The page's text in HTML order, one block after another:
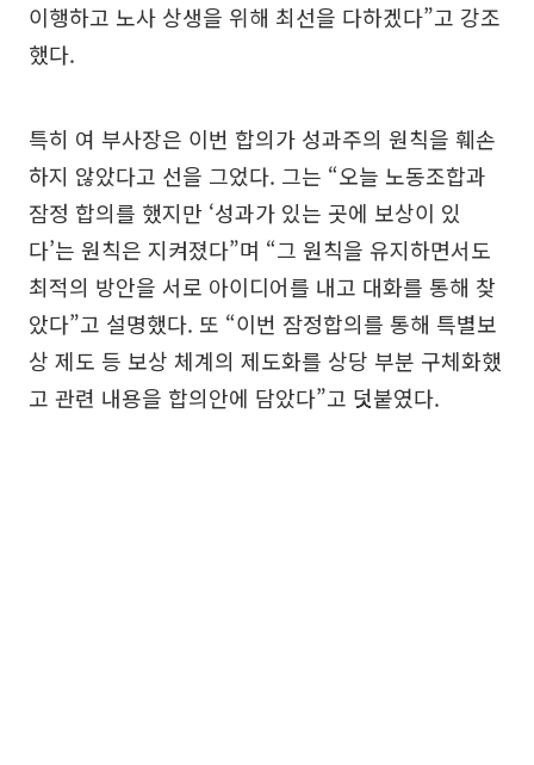
이행하고 노사 상생을 위해 최선을 다하겠다”고 강조
했다.
특히 여 부사장은 이번 합의가 성과주의 원칙을 훼손
하지 않았다고 선을 그었다. 그는 “오늘 노동조합과
잠정 합의를 했지만 ‘성과가 있는 곳에 보상이 있
다’는 원칙은 지켜졌다”며 “그 원칙을 유지하면서도
최적의 방안을 서로 아이디어를 내고 대화를 통해 찾
았다”고 설명했다. 또 “이번 잠정합의를 통해 특별보
상 제도 등 보상 체계의 제도화를 상당 부분 구체화했
고 관련 내용을 합의안에 담았다”고 덧붙였다.